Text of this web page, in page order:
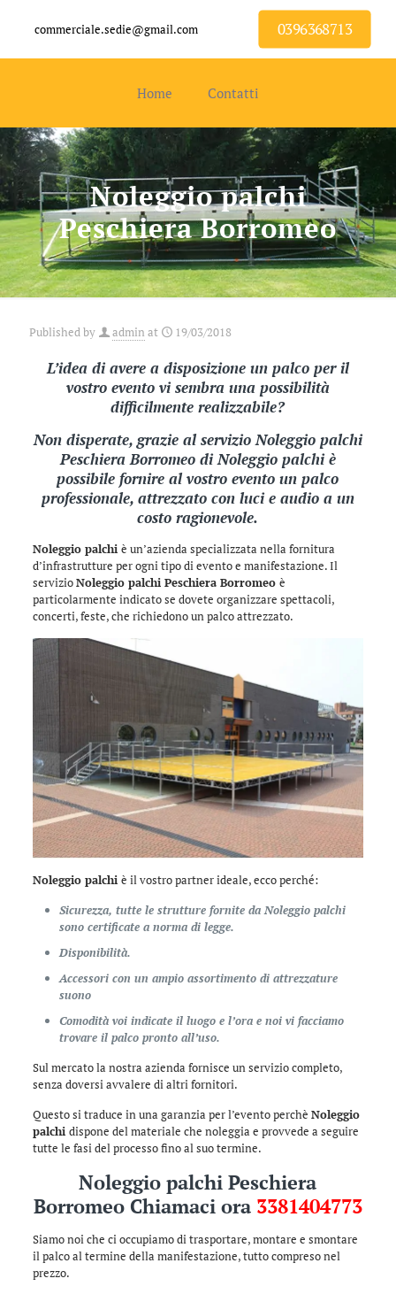
commerciale.sedie@gmail.com 0396368713
Home Contatti
Noleggio palchi
Peschiera Borromeo
Published by admin at 19/03/2018
L’idea di avere a disposizione un palco per il
vostro evento vi sembra una possibilità
difficilmente realizzabile?
Non disperate, grazie al servizio Noleggio palchi
Peschiera Borromeo diNoleggio palchiè
possibile fornire al vostro evento un palco
professionale, attrezzato con luci e audio a un
costo ragionevole.
Noleggio palchi è un’azienda specializzata nella fornitura
d’infrastrutture per ogni tipo di evento e manifestazione. Il
servizioNoleggio palchi Peschiera Borromeo è
particolarmente indicato se dovete organizzare spettacoli,
concerti, feste, che richiedono un palco attrezzato.
Noleggio palchi è il vostro partner ideale, ecco perché:
Sicurezza, tutte le strutture fornite da Noleggio palchi
sono certificate a norma di legge.
Disponibilità.
Accessori con un ampio assortimento di attrezzature
suono
Comodità voi indicate il luogo e l’ora e noi vi facciamo
trovare il palco pronto all’uso.
Sul mercato la nostra azienda fornisce un servizio completo,
senza doversi avvalere di altri fornitori.
Questo si traduce in una garanzia per l’evento perchè Noleggio
palchi dispone del materiale che noleggia e provvede a seguire
tutte le fasi del processo fino al suo termine.
Noleggio palchi Peschiera
Borromeo Chiamaci ora 3381404773
Siamo noi che ci occupiamo di trasportare, montare e smontare
il palco al termine della manifestazione, tutto compreso nel
prezzo.